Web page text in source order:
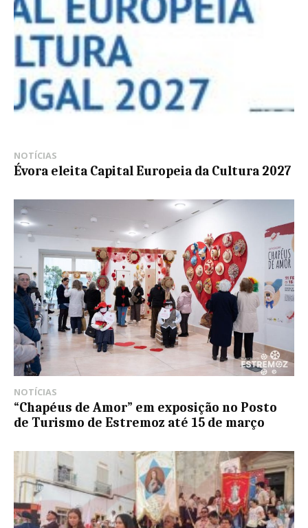
NOTÍCIAS
Évora eleita Capital Europeia da Cultura 2027
NOTÍCIAS
“Chapéus de Amor” em exposição no Posto
de Turismo de Estremoz até 15 de março